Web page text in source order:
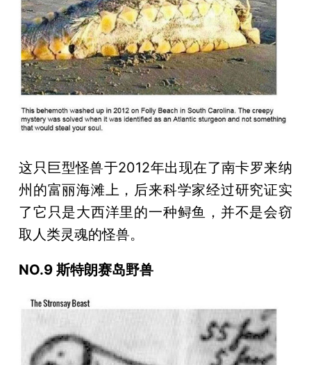
这只巨型怪兽于2012年出现在了南卡罗来纳
州的富丽海滩上，后来科学家经过研究证实
了它只是大西洋里的一种鲟鱼，并不是会窃
取人类灵魂的怪兽。
NO.9 斯特朗赛岛野兽